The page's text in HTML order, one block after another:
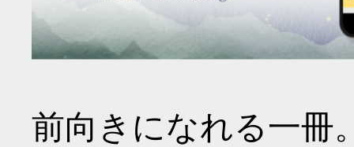
前向きになれる一冊